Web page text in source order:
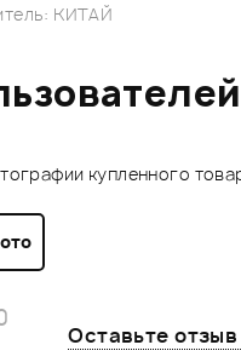
КИТАЙ
купленного
Оставьте